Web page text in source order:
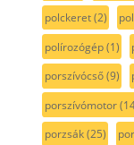
polckeret(2)
polírozógép(1)
porszívócső(9)
porszívómotor
porzsák(25)